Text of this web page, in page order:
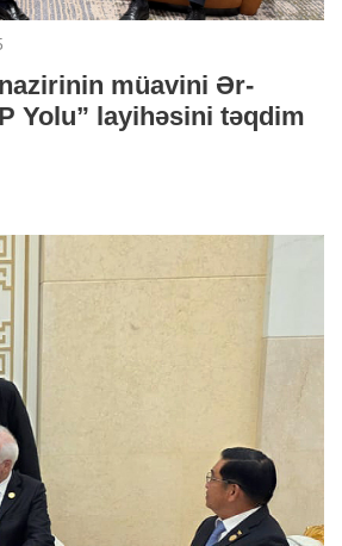
müavini Ər-
Yolu” layihəsini təqdim